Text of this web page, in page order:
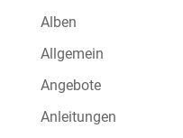
Alben
Allgemein
Angebote
Anleitungen